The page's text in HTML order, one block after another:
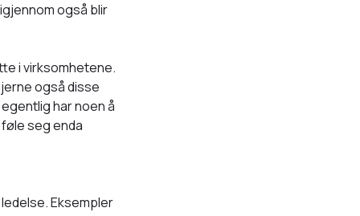
også blir
i virksomhetene.
også disse
har noen å
seg enda
Eksempler